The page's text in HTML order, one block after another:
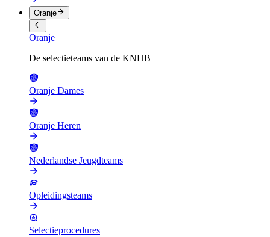
Oranje
Oranje
De selectieteams van de KNHB
Oranje Dames
Oranje Heren
Nederlandse Jeugdteams
Opleidingsteams
Selectieprocedures